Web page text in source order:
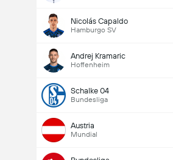
Nicolás Capaldo
Hamburgo SV
Andrej Kramaric
Hoffenheim
Schalke 04
Bundesliga
Austria
Mundial